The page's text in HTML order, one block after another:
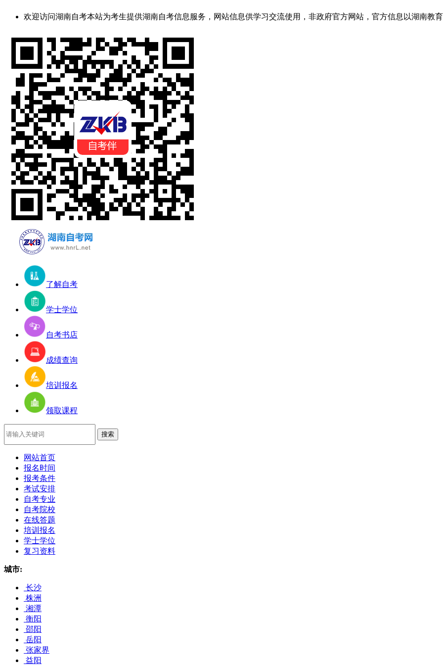
欢迎访问湖南自考本站为考生提供湖南自考信息服务，网站信息供学习交流使用，非政府官方网站，官方信息以湖南教育
了解自考
学士学位
自考书店
成绩查询
培训报名
领取课程
网站首页
报名时间
报考条件
考试安排
自考专业
自考院校
在线答题
培训报名
学士学位
复习资料
城市:
长沙
株洲
湘潭
衡阳
邵阳
岳阳
张家界
益阳